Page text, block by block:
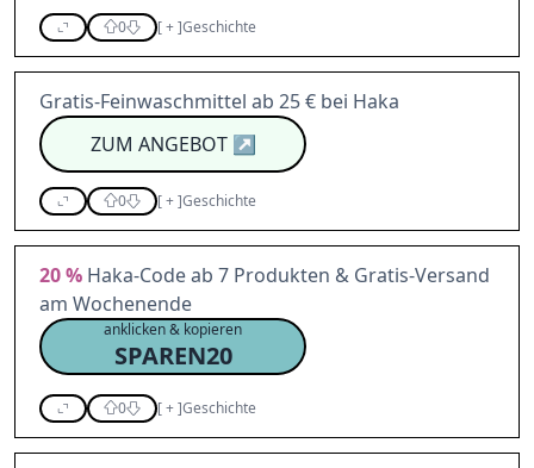
0 [+]Geschichte
Gratis-Feinwaschmittel ab 25 € bei Haka
ZUM ANGEBOT↗
0 [+]Geschichte
20 % Haka-Code ab 7 Produkten & Gratis-Versand
am Wochenende
anklicken & kopieren
SPAREN20
0 [+]Geschichte